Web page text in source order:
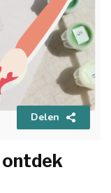
Delen
ontdek